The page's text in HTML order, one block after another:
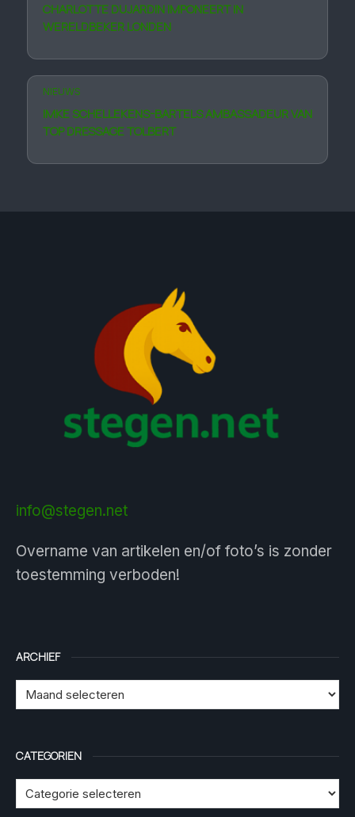
CHARLOTTE DUJARDIN IMPONEERT IN
WERELDBEKER LONDEN
NIEUWS
IMKE SCHELLEKENS-BARTELS AMBASSADEUR VAN
TOP DRESSAGE TOLBERT
info@stegen.net
Overname van artikelen en/of foto’s is zonder
toestemming verboden!
ARCHIEF
CATEGORIEN